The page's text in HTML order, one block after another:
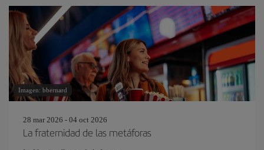
Imagen: bbernard
28 mar 2026 - 04 oct 2026
La fraternidad de las metáforas